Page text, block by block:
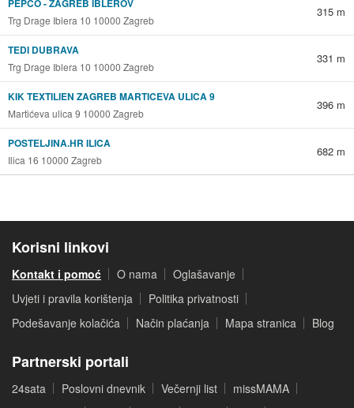
PEPCO - ZAGREB IBLEROV
Trg Drage Iblera 10 10000 Zagreb
315 m
TEDI DUBRAVA
Trg Drage Iblera 10 10000 Zagreb
331 m
KIK TEXTILIEN ZAGREB MARTICEVA ULICA 9
Martićeva ulica 9 10000 Zagreb
396 m
POSTELJINA.HR ILICA
Ilica 16 10000 Zagreb
682 m
Korisni linkovi
Kontakt i pomoć O nama
Oglašavanje
Uvjeti i pravila korištenja
Politika privatnosti
Podešavanje kolačića
Način plaćanja Mapa stranica Blog
Partnerski portali
24sata Poslovni dnevnik Večernji list
missMAMA